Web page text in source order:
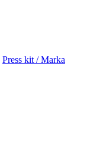
Press kit / Marka